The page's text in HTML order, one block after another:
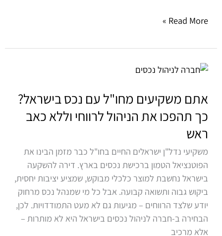
Read More »
אתם משקיעים מחו"ל עם נכס בישראל?
כך תהפכו את הניהול לרווחי וללא כאב
ראש
משקיעי נדל"ן ישראלים החיים בחו"ל כבר מזמן הבינו את
הפוטנציאל הטמון ברכישת נכסים בארץ. דירה להשקעה
בישראל נחשבת למוצר כלכלי מבוקש, שמציע יציבות יחסית,
ביקוש גבוה ותשואה קבועה. אבל כל מי שמנהל נכס מרחוק
יודע שלצד הרווחים – מגיעות גם לא מעט התמודדויות. לכן,
הבחירה ב-חברה לניהול נכסים בישראל היא לא מותרות –
אלא מרכיב
אתם
מחו"ל
נכס
בישראל?
כך
תהפכו
את
הניהול
לרווחי
וללא
כאב